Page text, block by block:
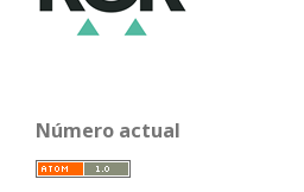
Número actual